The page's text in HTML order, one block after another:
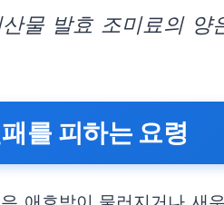
물 발효 조미료의
를 피하는 요령